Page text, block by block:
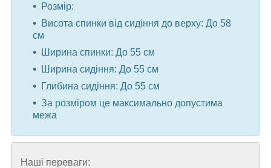
Розмір:
Висота спинки від сидіння до верху: До 58
см
Ширина спинки: До 55 см
Ширина сидіння: До 55 см
Глибина сидіння: До 55 см
За розміром це максимально допустима
межа
Наші переваги: